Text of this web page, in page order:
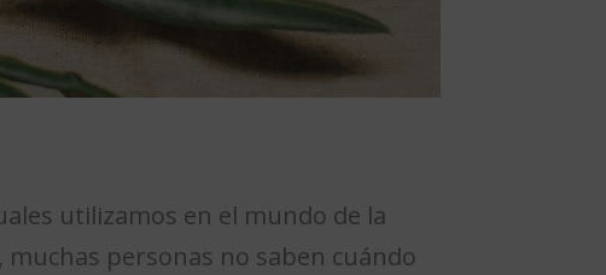
utilizamos en el mundo de la
personas no saben cuándo